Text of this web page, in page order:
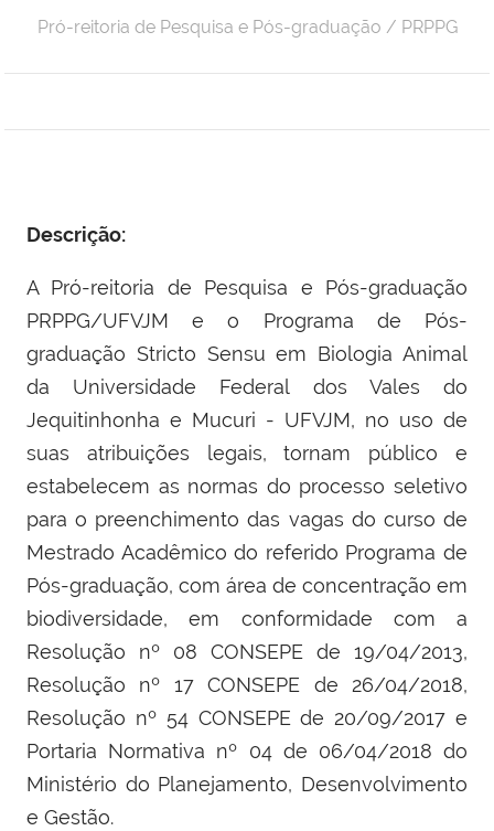
Pró-reitoria de Pesquisa e Pós-graduação / PRPPG
Descrição:
A Pró-reitoria de Pesquisa e Pós-graduação
PRPPG/UFVJM e o Programa de Pós-
graduação Stricto Sensu em Biologia Animal
da Universidade Federal dos Vales do
Jequitinhonha e Mucuri - UFVJM, no uso de
suas atribuições legais, tornam público e
estabelecem as normas do processo seletivo
para o preenchimento das vagas do curso de
Mestrado Acadêmico do referido Programa de
Pós-graduação, com área de concentração em
biodiversidade, em conformidade com a
Resolução nº 08 CONSEPE de 19/04/2013,
Resolução nº 17 CONSEPE de 26/04/2018,
Resolução nº 54 CONSEPE de 20/09/2017 e
Portaria Normativa nº 04 de 06/04/2018 do
Ministério do Planejamento, Desenvolvimento
e Gestão.